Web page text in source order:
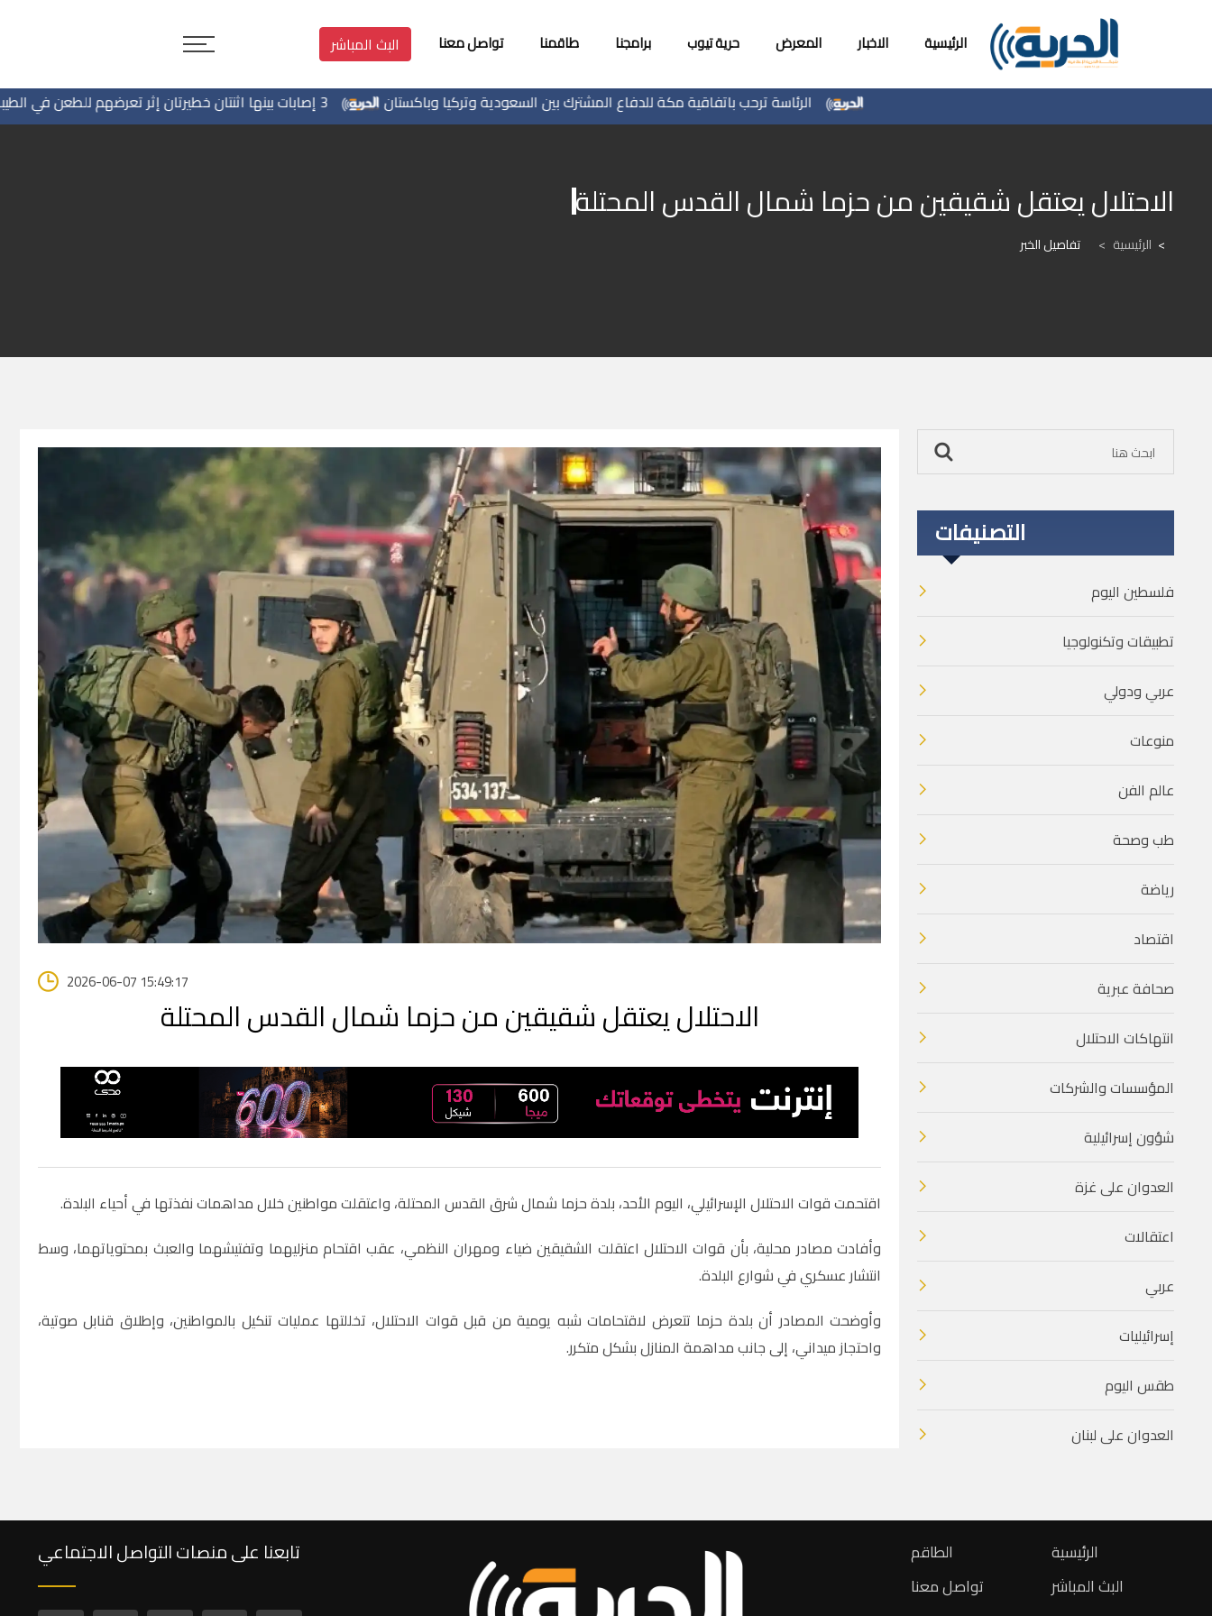
الرئيسية الاخبار المعرض حرية تيوب برامجنا طاقمنا تواصل معنا البث المباشر
3 إصابات بينها اثنتان خطيرتان إثر تعرضهم للطعن في الطيبة داخل أراضي 48 الرئاسة ترحب باتفاقية مكة للدفاع المشترك بين السعودية وتركيا وباكستان
الاحتلال يعتقل شقيقين من حزما شمال القدس المحتلة
الرئيسية > تفاصيل الخبر
2026-06-07 15:49:17
الاحتلال يعتقل شقيقين من حزما شمال القدس المحتلة
اقتحمت قوات الاحتلال الإسرائيلي، اليوم الأحد، بلدة حزما شمال شرق القدس المحتلة، واعتقلت مواطنين خلال مداهمات نفذتها في أحياء البلدة.
وأفادت مصادر محلية، بأن قوات الاحتلال اعتقلت الشقيقين ضياء ومهران النظمي، عقب اقتحام منزليهما وتفتيشهما والعبث بمحتوياتهما، وسط
انتشار عسكري في شوارع البلدة.
وأوضحت المصادر أن بلدة حزما تتعرض لاقتحامات شبه يومية من قبل قوات الاحتلال، تخللتها عمليات تنكيل بالمواطنين، وإطلاق قنابل صوتية،
واحتجاز ميداني، إلى جانب مداهمة المنازل بشكل متكرر.
التصنيفات
فلسطين اليوم
تطبيقات وتكنولوجيا
عربي ودولي
منوعات
عالم الفن
طب وصحة
رياضة
اقتصاد
صحافة عبرية
انتهاكات الاحتلال
المؤسسات والشركات
شؤون إسرائيلية
العدوان على غزة
اعتقالات
عربي
إسرائيليات
طقس اليوم
العدوان على لبنان
تابعنا على منصات التواصل الاجتماعي
الطاقم
تواصل معنا
الرئيسية
البث المباشر